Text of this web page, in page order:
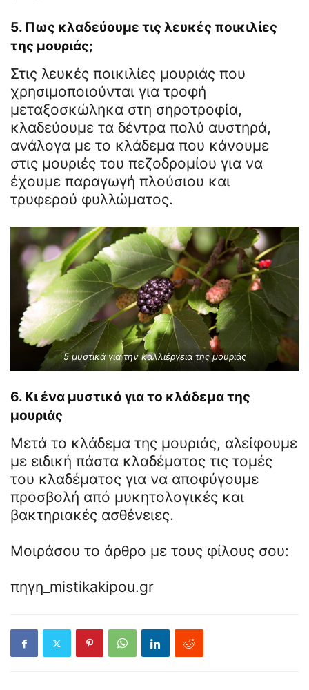
5. Πως κλαδεύουμε τις λευκές ποικιλίες
της μουριάς;
Στις λευκές ποικιλίες μουριάς που
χρησιμοποιούνται για τροφή
μεταξοσκώληκα στη σηροτροφία,
κλαδεύουμε τα δέντρα πολύ αυστηρά,
ανάλογα με το κλάδεμα που κάνουμε
στις μουριές του πεζοδρομίου για να
έχουμε παραγωγή πλούσιου και
τρυφερού φυλλώματος.
5 μυστικά για την καλλιέργεια της μουριάς
6. Κι ένα μυστικό για το κλάδεμα της
μουριάς
Μετά το κλάδεμα της μουριάς, αλείφουμε
με ειδική πάστα κλαδέματος τις τομές
του κλαδέματος για να αποφύγουμε
προσβολή από μυκητολογικές και
βακτηριακές ασθένειες.
Μοιράσου το άρθρο με τους φίλους σου:
πηγη_mistikakipou.gr